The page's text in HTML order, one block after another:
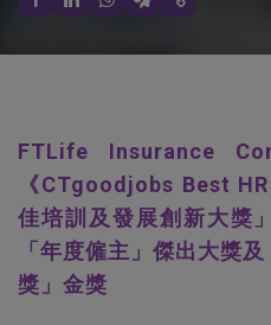
FTLife Insurance
《CTgoodjobs Best
佳培訓及發展創新大獎
「年度僱主」傑出大獎
獎」金獎